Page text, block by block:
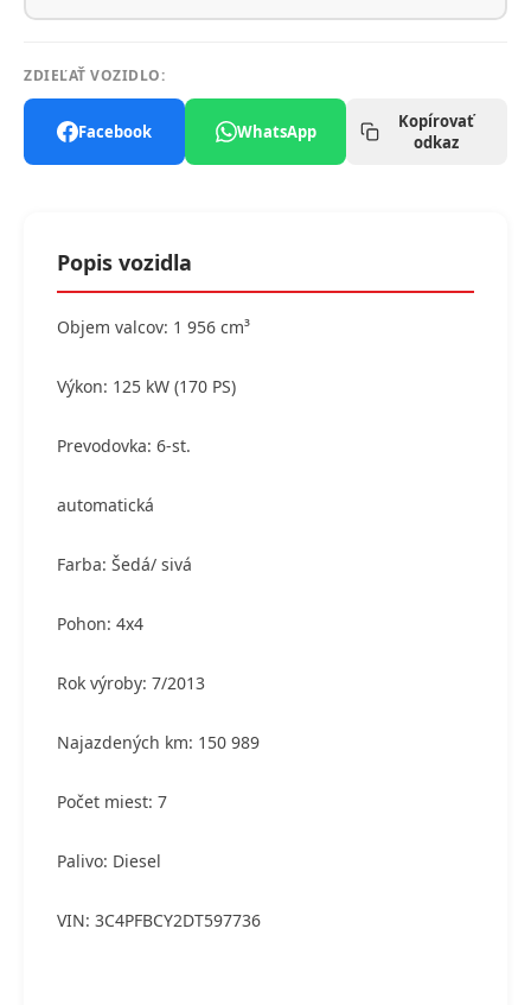
ZDIEĽAŤ VOZIDLO:
Facebook WhatsApp
Kopírovať
odkaz
Popis vozidla
Objem valcov: 1 956 cm³
Výkon: 125 kW (170 PS)
Prevodovka: 6-st.
automatická
Farba: Šedá/ sivá
Pohon: 4x4
Rok výroby: 7/2013
Najazdených km: 150 989
Počet miest: 7
Palivo: Diesel
VIN: 3C4PFBCY2DT597736